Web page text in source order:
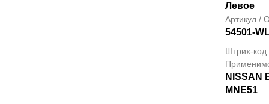
Левое
Артикул /
54501-
Штрих-
NISSAN
MNE51